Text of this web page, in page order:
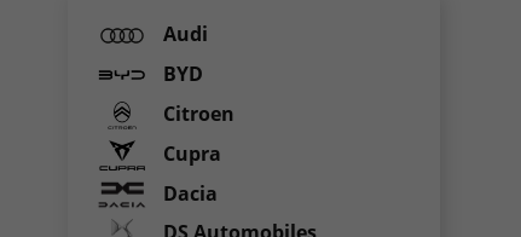
Audi
BYD
Citroen
Cupra
Dacia